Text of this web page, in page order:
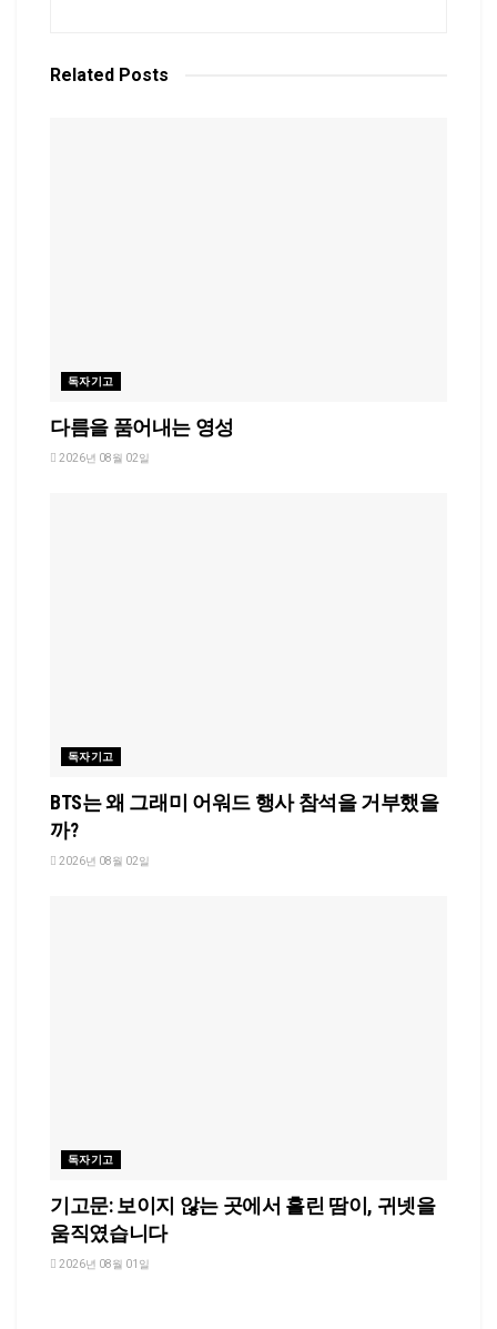
Related Posts
독자기고
다름을 품어내는 영성
2026년 08월 02일
독자기고
BTS는 왜 그래미 어워드 행사 참석을 거부했을
까?
2026년 08월 02일
독자기고
기고문: 보이지 않는 곳에서 흘린 땀이, 귀넷을
움직였습니다
2026년 08월 01일